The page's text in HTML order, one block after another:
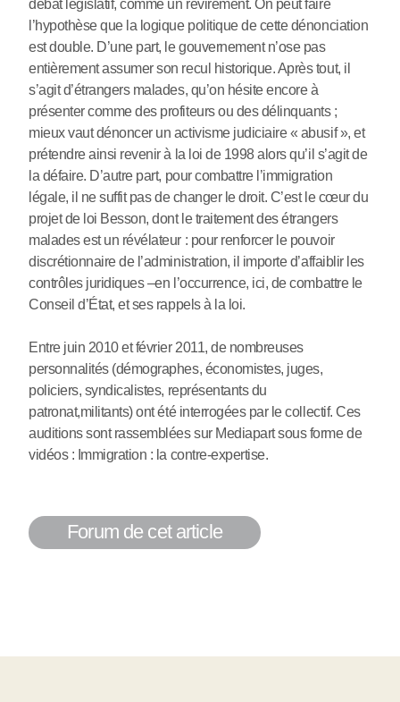
débat législatif, comme un revirement. On peut faire
l’hypothèse que la logique politique de cette dénonciation
est double. D’une part, le gouvernement n’ose pas
entièrement assumer son recul historique. Après tout, il
s’agit d’étrangers malades, qu’on hésite encore à
présenter comme des profiteurs ou des délinquants ;
mieux vaut dénoncer un activisme judiciaire « abusif », et
prétendre ainsi revenir à la loi de 1998 alors qu’il s’agit de
la défaire. D’autre part, pour combattre l’immigration
légale, il ne suffit pas de changer le droit. C’est le cœur du
projet de loi Besson, dont le traitement des étrangers
malades est un révélateur : pour renforcer le pouvoir
discrétionnaire de l’administration, il importe d’affaiblir les
contrôles juridiques –en l’occurrence, ici, de combattre le
Conseil d’État, et ses rappels à la loi.
Entre juin 2010 et février 2011, de nombreuses
personnalités (démographes, économistes, juges,
policiers, syndicalistes, représentants du
patronat,militants) ont été interrogées par le collectif. Ces
auditions sont rassemblées sur Mediapart sous forme de
vidéos : Immigration : la contre-expertise.
Forum de cet article